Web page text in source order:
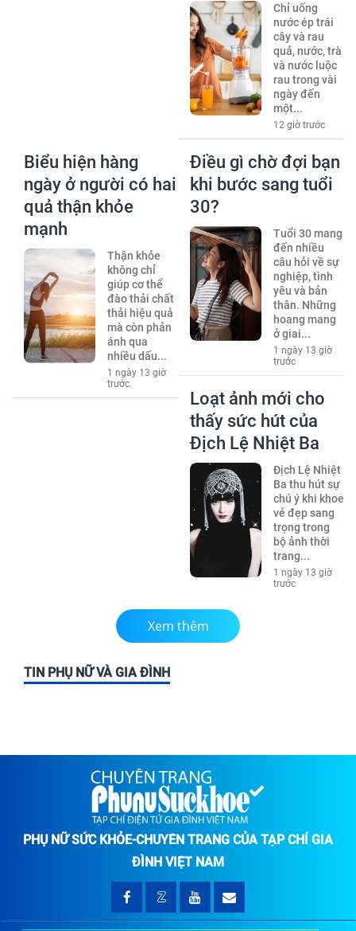
Chỉ uống
nước ép trái
cây và rau
quả, nước, trà
và nước luộc
rau trong vài
ngày đến
một...
12 giờ trước
Biểu hiện hàng
ngày ở người có hai
quả thận khỏe
mạnh
Thận khỏe
không chỉ
giúp cơ thể
đào thải chất
thải hiệu quả
mà còn phản
ánh qua
nhiều dấu...
1 ngày 13 giờ
trước
Điều gì chờ đợi bạn
khi bước sang tuổi
30?
Tuổi 30 mang
đến nhiều
câu hỏi về sự
nghiệp, tình
yêu và bản
thân. Những
hoang mang
ở giai...
1 ngày 13 giờ
trước
Loạt ảnh mới cho
thấy sức hút của
Địch Lệ Nhiệt Ba
Địch Lệ Nhiệt
Ba thu hút sự
chú ý khi khoe
vẻ đẹp sang
trọng trong
bộ ảnh thời
trang...
1 ngày 13 giờ
trước
Xem thêm
TIN PHỤ NỮ VÀ GIA ĐÌNH
PHỤ NỮ SỨC KHỎE-CHUYÊN TRANG CỦA TẠP CHÍ GIA
ĐÌNH VIỆT NAM